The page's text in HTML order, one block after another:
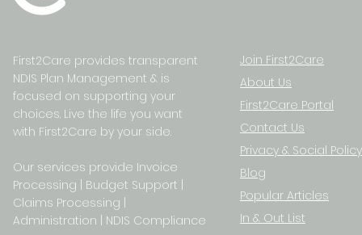
First2Care provides transparent
NDIS Plan Management & is
focused on supporting your
choices. Live the life you want
with First2Care by your side.
Our services provide Invoice
Processing | Budget Support |
Claims Processing |
Administration | NDIS Compliance
Join First2Care
About Us
First2Care Portal
Contact Us
Privacy & Social Policy
Blog
Popular Articles
In & Out List